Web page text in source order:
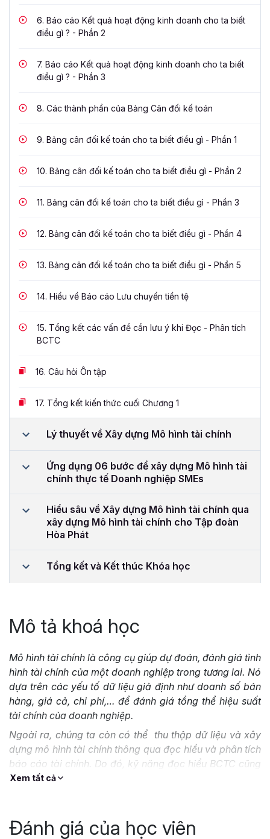
6. Báo cáo Kết quả hoạt động kinh doanh cho ta biết
điều gì ? - Phần 2
7. Báo cáo Kết quả hoạt động kinh doanh cho ta biết
điều gì ? - Phần 3
8. Các thành phần của Bảng Cân đối kế toán
9. Bảng cân đối kế toán cho ta biết điều gì - Phần 1
10. Bảng cân đối kế toán cho ta biết điều gì - Phần 2
11. Bảng cân đối kế toán cho ta biết điều gì - Phần 3
12. Bảng cân đối kế toán cho ta biết điều gì - Phần 4
13. Bảng cân đối kế toán cho ta biết điều gì - Phần 5
14. Hiểu về Báo cáo Lưu chuyển tiền tệ
15. Tổng kết các vấn đề cần lưu ý khi Đọc - Phân tích
BCTC
16. Câu hỏi Ôn tập
17. Tổng kết kiến thức cuối Chương 1
Lý thuyết về Xây dựng Mô hình tài chính
Ứng dụng 06 bước để xây dựng Mô hình tài
chính thực tế Doanh nghiệp SMEs
Hiểu sâu về Xây dựng Mô hình tài chính qua
xây dựng Mô hình tài chính cho Tập đoàn
Hòa Phát
Tổng kết và Kết thúc Khóa học
Mô tả khoá học
Mô hình tài chính là công cụ giúp dự đoán, đánh giá tình
hình tài chính của một doanh nghiệp trong tương lai. Nó
dựa trên các yếu tố dữ liệu giả định như doanh số bán
hàng, giá cả, chi phí,… để đánh giá tổng thể hiệu suất
tài chính của doanh nghiệp.
Ngoài ra, chúng ta còn có thể thu thập dữ liệu và xây
dựng mô hình tài chính thông qua đọc hiểu và phân tích
báo cáo tài chính. Do đó, kỹ năng đọc hiểu BCTC cũng
rất quan trọng khi xây dựng mô hình tài chính.
thiệu tới bạn khóa họcPhân tích Báo cáo Tài chính và
Xem tất cả
Đánh giá của học viên